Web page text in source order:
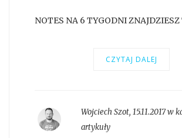
NOTES NA 6 TYGODNI ZNAJDZIESZ
CZYTAJ DALEJ
Wojciech Szot,15.11.2017 w
artykuły